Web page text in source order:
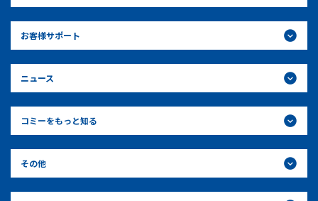
お客様サポート
ニュース
コミーをもっと知る
その他